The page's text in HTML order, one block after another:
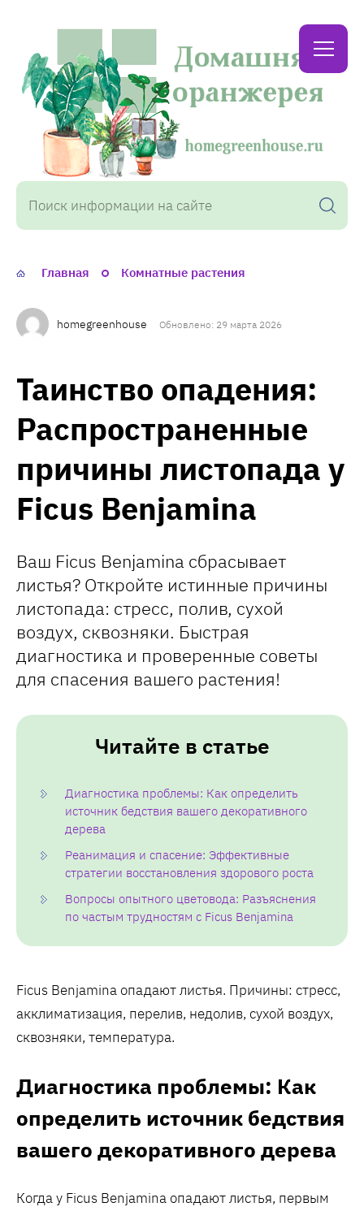
Домашняя
оранжерея
Главная Комнатные растения
homegreenhouse Обновлено: 29 марта 2026
Таинство опадения:
Распространенные
причины листопада у
Ficus Benjamina
Ваш Ficus Benjamina сбрасывает
листья? Откройте истинные причины
листопада: стресс, полив, сухой
воздух, сквозняки. Быстрая
диагностика и проверенные советы
для спасения вашего растения!
Читайте в статье
Диагностика проблемы: Как определить
источник бедствия вашего декоративного
дерева
Реанимация и спасение: Эффективные
стратегии восстановления здорового роста
Вопросы опытного цветовода: Разъяснения
по частым трудностям с Ficus Benjamina
Ficus Benjamina опадают листья. Причины: стресс,
акклиматизация, перелив, недолив, сухой воздух,
сквозняки, температура.
Диагностика проблемы: Как
определить источник бедствия
вашего декоративного дерева
Когда у Ficus Benjamina опадают листья, первым